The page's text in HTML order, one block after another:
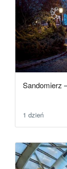
Sandomierz
1 dzień